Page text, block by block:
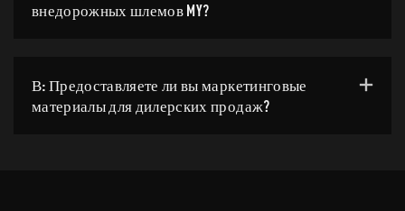
внедорожных шлемов MY?
В: Предоставляете ли вы маркетинговые
материалы для дилерских продаж?